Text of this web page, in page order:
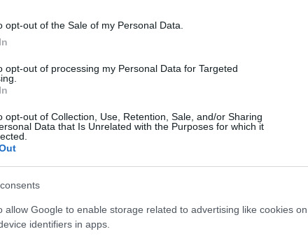
opt-out of the Sale of my Personal Data.
opt-out of processing my Personal Data for Targeted
opt-out of Collection, Use, Retention, Sale, and/or Sharing
Data that Is Unrelated with the Purposes for which it
allow Google to enable storage related to advertising like cookies on
identifiers in apps.